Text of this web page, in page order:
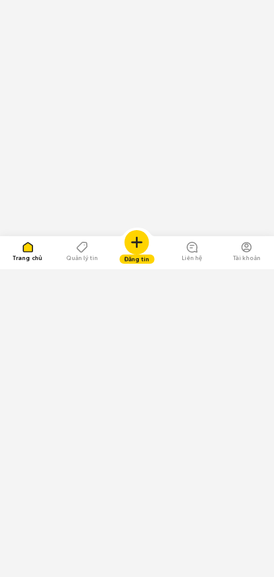
Trang chủ Quản lý tin Đăng tin Liên hệ Tài khoản